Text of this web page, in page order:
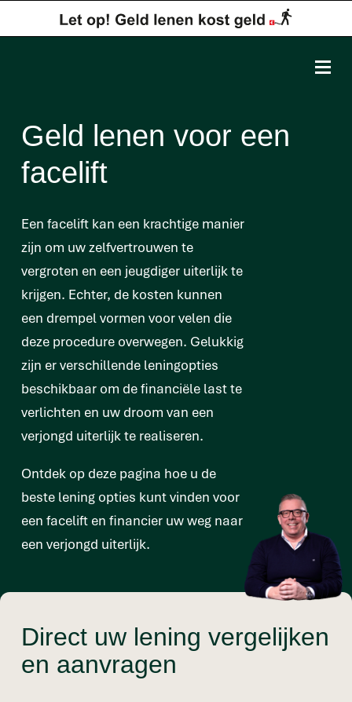
Geld lenen voor een
facelift
Een facelift kan een krachtige manier
zijn om uw zelfvertrouwen te
vergroten en een jeugdiger uiterlijk te
krijgen. Echter, de kosten kunnen
een drempel vormen voor velen die
deze procedure overwegen. Gelukkig
zijn er verschillende leningopties
beschikbaar om de financiële last te
verlichten en uw droom van een
verjongd uiterlijk te realiseren.
Ontdek op deze pagina hoe u de
beste lening opties kunt vinden voor
een facelift en financier uw weg naar
een verjongd uiterlijk.
Direct uw lening vergelijken
en aanvragen